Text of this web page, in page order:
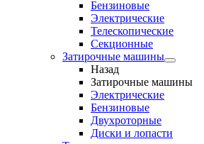
Бензиновые
Электрические
Телескопические
Секционные
Затирочные машины
Назад
Затирочные машины
Электрические
Бензиновые
Двухроторные
Диски и лопасти